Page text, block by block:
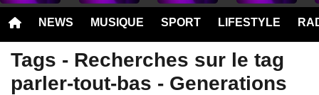
NEWS MUSIQUE SPORT LIFESTYLE
Tags - Recherches sur le tag
parler-tout-bas - Generations